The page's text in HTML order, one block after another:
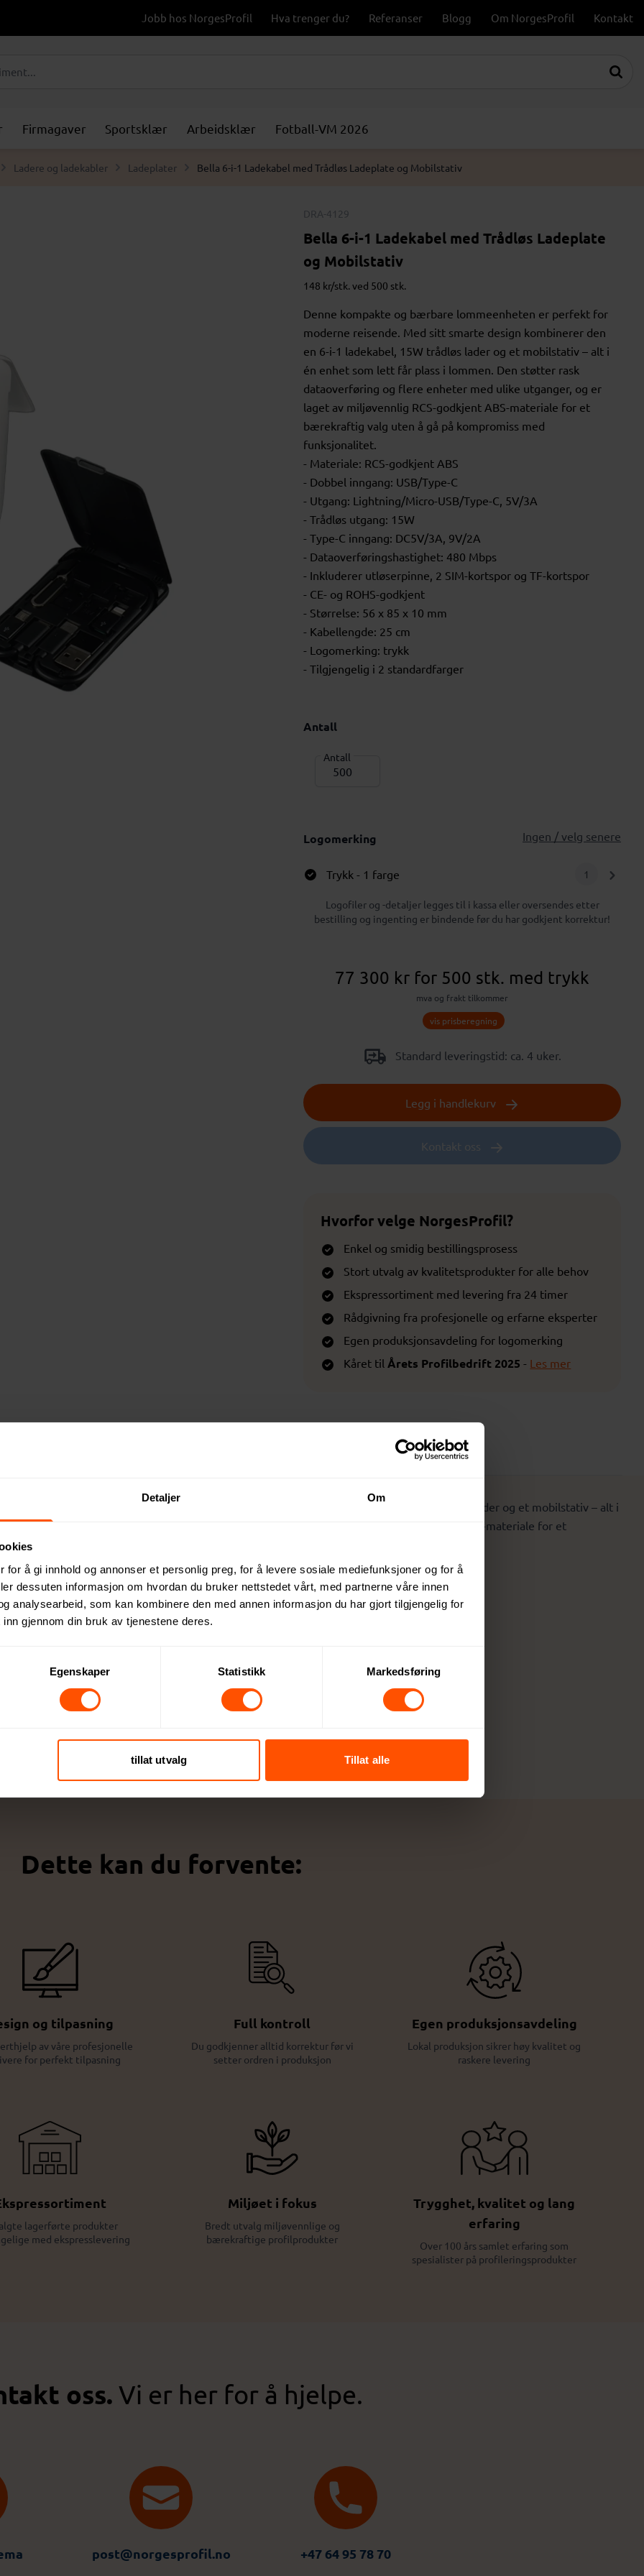
Detaljer Om
for å gi innhold og annonser et personlig preg, for å levere sosiale mediefunksjoner og for å
dessuten informasjon om hvordan du bruker nettstedet vårt, med partnerne våre innen
analysearbeid, som kan kombinere den med annen informasjon du har gjort tilgjengelig for
gjennom din bruk av tjenestene deres.
Egenskaper Statistikk Markedsføring
tillat utvalg Tillat alle
Jobb hos NorgesProfil Hva trenger du? Referanser Blogg Om NorgesProfil Kontakt
Firmagaver Sportsklær Arbeidsklær Fotball-VM 2026
Ladere og ladekabler Ladeplater Bella 6-i-1 Ladekabel med Trådløs Ladeplate og Mobilstativ
DRA-4129
Bella 6-i-1 Ladekabel med Trådløs Ladeplate
og Mobilstativ
148 kr/stk. ved 500 stk.
Denne kompakte og bærbare lommeenheten er perfekt for
moderne reisende. Med sitt smarte design kombinerer den
en 6-i-1 ladekabel, 15W trådløs lader og et mobilstativ – alt i
én enhet som lett får plass i lommen. Den støtter rask
dataoverføring og flere enheter med ulike utganger, og er
laget av miljøvennlig RCS-godkjent ABS-materiale for et
bærekraftig valg uten å gå på kompromiss med
funksjonalitet.
- Materiale: RCS-godkjent ABS
- Dobbel inngang: USB/Type-C
- Utgang: Lightning/Micro-USB/Type-C, 5V/3A
- Trådløs utgang: 15W
- Type-C inngang: DC5V/3A, 9V/2A
- Dataoverføringshastighet: 480 Mbps
- Inkluderer utløserpinne, 2 SIM-kortspor og TF-kortspor
- CE- og ROHS-godkjent
- Størrelse: 56 x 85 x 10 mm
- Kabellengde: 25 cm
- Logomerking: trykk
- Tilgjengelig i 2 standardfarger
Antall
Antall
Logomerking Ingen / velg senere
Trykk- 1 farge 1
Logofiler og -detaljer legges til i kassa eller oversendes etter
bestilling og ingenting er bindende før du har godkjent korrektur!
77 300 kr for 500 stk. med trykk
mva og frakt tilkommer
vis prisberegning
Standard leveringstid: ca. 4 uker.
Legg i handlekurv
Kontakt oss
Hvorfor velge NorgesProfil?
Enkel og smidig bestillingsprosess
Stort utvalg av kvalitetsprodukter for alle behov
Ekspressortiment med levering fra 24 timer
Rådgivning fra profesjonelle og erfarne eksperter
Egen produksjonsavdeling for logomerking
Kåret til Årets Profilbedrift 2025 - Les mer
Prisliste
reisende. Med sitt smarte design kombinerer den en 6-i-1 ladekabel, 15W trådløs lader og et mobilstativ – alt i
og flere enheter med ulike utganger, og er laget av miljøvennlig RCS-godkjent ABS-materiale for et
Dette kan du forvente:
og tilpasning
av våre profesjonelle
for perfekt tilpasning
Full kontroll
Du godkjenner alltid korrektur før vi
setter ordren i produksjon
Egen produksjonsavdeling
Lokal produksjon sikrer høy kvalitet og
raskere levering
lagerførte produkter
med ekspresslevering
Miljøet i fokus
Bredt utvalg miljøvennlige og
bærekraftige profilprodukter
Trygghet, kvalitet og lang
erfaring
Over 100 års samlet erfaring som
spesialister på profileringsprodukter
oss. Vi er her for å hjelpe.
post@norgesprofil.no +47 64 95 78 70